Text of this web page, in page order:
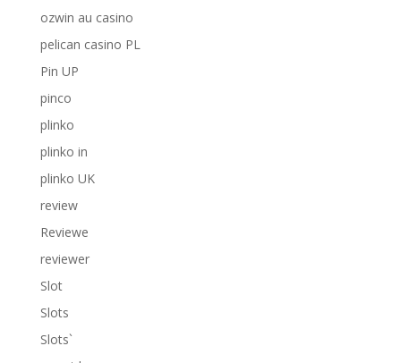
ozwin au casino
pelican casino PL
Pin UP
pinco
plinko
plinko in
plinko UK
review
Reviewe
reviewer
Slot
Slots
Slots`